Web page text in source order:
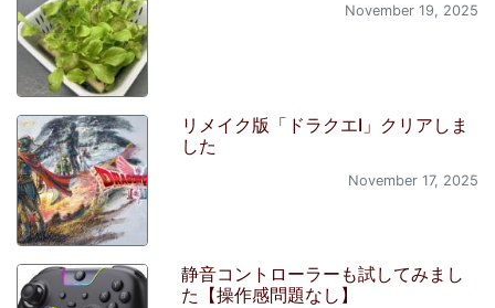
November 19, 2025
リメイク版「ドラクエI」クリアしま
した
November 17, 2025
静音コントローラーも試してみまし
た【操作感問題なし】